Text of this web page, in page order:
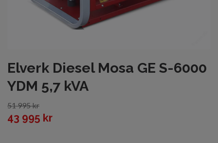
Elverk Diesel Mosa GE S-6000
YDM 5,7 kVA
51 995 kr
43 995 kr